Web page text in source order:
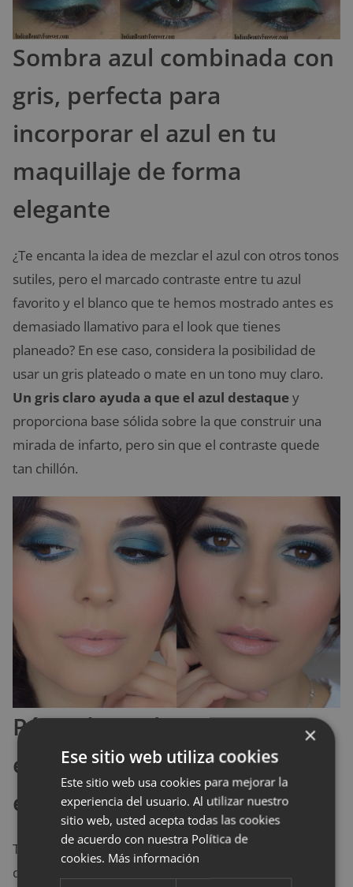
Sombra azul combinada con
gris, perfecta para
incorporar el azul en tu
maquillaje de forma
elegante
¿Te encanta la idea de mezclar el azul con otros tonos
sutiles, pero el marcado contraste entre tu azul
favorito y el blanco que te hemos mostrado antes es
demasiado llamativo para el look que tienes
planeado? En ese caso, considera la posibilidad de
usar un gris plateado o mate en un tono muy claro.
Un gris claro ayuda a que el azul destaquey
proporciona base sólida sobre la que construir una
mirada de infarto, pero sin que el contraste quede
tan chillón.
Párpado azul oscuro con
efecto ahumado en las
esquinas
Tal vez no te apetece incluir en tu look la intensidad
de un ojo con maquillaje efecto ahumado, pero aún
×
Ese sitio web utiliza cookies
Este sitio web usa cookies para mejorar la
experiencia del usuario. Al utilizar nuestro
sitio web, usted acepta todas las cookies
de acuerdo con nuestra Política de
cookies. Más información